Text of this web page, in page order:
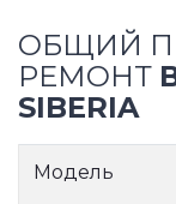
ОБЩИЙ
РЕМОНТ
SIBERIA
Модель